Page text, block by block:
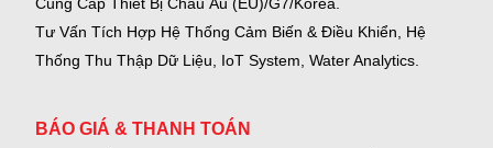
Tư Vấn Tích Hợp Hệ Thống Cảm Biến & Điều Khiển, Hệ
Thống Thu Thập Dữ Liệu, IoT System, Water Analytics.
BÁO GIÁ & THANH TOÁN